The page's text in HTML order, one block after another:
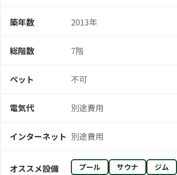
築年数 2013年
総階数 7階
ペット 不可
電気代 別途費用
インターネット 別途費用
オススメ設備 プール サウナ ジム